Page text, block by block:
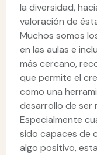
la diversidad,
valoración de
Muchos somos
en las aulas e
más cercano,
que permite el
como una
desarrollo de ser
Especialmente
sido capaces de
algo positivo,